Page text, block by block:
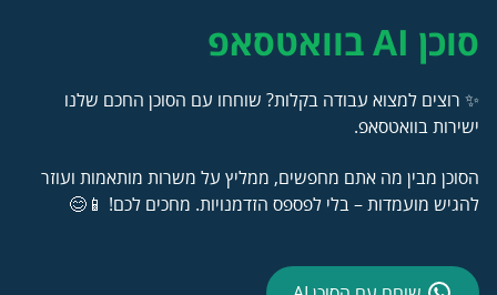
סוכן AI בוואטסאפ
✨ רוצים למצוא עבודה בקלות? שוחחו עם הסוכן החכם שלנו
ישירות בוואטסאפ.
הסוכן מבין מה אתם מחפשים, ממליץ על משרות מותאמות ועוזר
להגיש מועמדות – בלי לפספס הזדמנויות. מחכים לכם! 📱😊